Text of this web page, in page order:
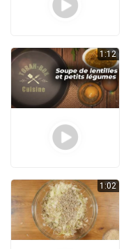
1:12
1:02